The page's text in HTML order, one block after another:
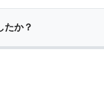
たか？